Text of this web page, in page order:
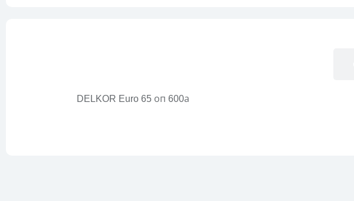
DELKOR Euro 65 оп 600а